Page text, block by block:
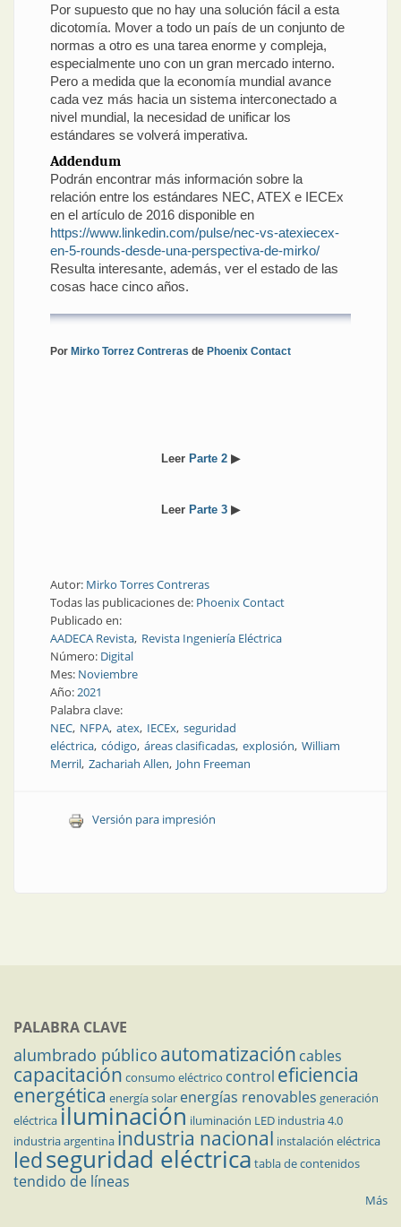
Por supuesto que no hay una solución fácil a esta
dicotomía. Mover a todo un país de un conjunto de
normas a otro es una tarea enorme y compleja,
especialmente uno con un gran mercado interno.
Pero a medida que la economía mundial avance
cada vez más hacia un sistema interconectado a
nivel mundial, la necesidad de unificar los
estándares se volverá imperativa.
Addendum
Podrán encontrar más información sobre la
relación entre los estándares NEC, ATEX e IECEx
en el artículo de 2016 disponible en
https://www.linkedin.com/pulse/nec-vs-atexiecex-
en-5-rounds-desde-una-perspectiva-de-mirko/
Resulta interesante, además, ver el estado de las
cosas hace cinco años.
Por Mirko Torrez Contreras de Phoenix Contact
Leer Parte 2 ▶
Leer Parte 3 ▶
Autor: Mirko Torres Contreras
Todas las publicaciones de: Phoenix Contact
Publicado en:
AADECA Revista Revista Ingeniería Eléctrica
Número: Digital
Mes: Noviembre
Año:2021
Palabra clave:
NEC NFPA atex IECEx seguridad
eléctrica código áreas clasificadas explosión William
Merril Zachariah Allen John Freeman
Versión para impresión
PALABRA CLAVE
alumbrado público automatización cables
capacitación consumo eléctrico control eficiencia
energética energía solar energías renovables generación
eléctricailuminación iluminación LED industria 4.0
industria argentina industria nacional instalación eléctrica
ledseguridad eléctrica tabla de contenidos
tendido de líneas
Más